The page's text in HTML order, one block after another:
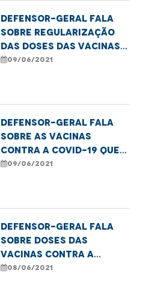
Defensor-geral fala
sobre regularização
das doses das vacinas
contra a covid-19 nos
09/06/2021
Defensor-geral fala
sobre as vacinas
contra a covid-19 que
ainda não foram usadas
09/06/2021
Defensor-geral fala
sobre doses das
vacinas contra a
covid-19 que ainda não
08/06/2021